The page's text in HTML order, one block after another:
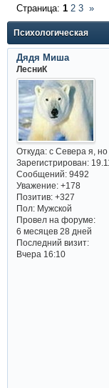
Психологическая
Страница: 1 2 3 »
Дядя Миша
ЛесниК
Откуда:с Севера я,
Зарегистрирован:
Сообщений:9492
Уважение: +178
Позитив: +327
Пол:Мужской
Провел на форуме:
6 месяцев 28 дней
Последний визит:
Вчера 16:10